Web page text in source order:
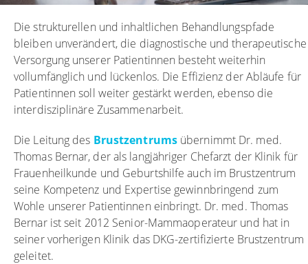
Die strukturellen und inhaltlichen Behandlungspfade
bleiben unverändert, die diagnostische und therapeutische
Versorgung unserer Patientinnen besteht weiterhin
vollumfänglich und lückenlos. Die Effizienz der Abläufe für
Patientinnen soll weiter gestärkt werden, ebenso die
interdisziplinäre Zusammenarbeit.
Die Leitung des Brustzentrumsübernimmt Dr. med.
Thomas Bernar, der als langjähriger Chefarzt der Klinik für
Frauenheilkunde und Geburtshilfe auch im Brustzentrum
seine Kompetenz und Expertise gewinnbringend zum
Wohle unserer Patientinnen einbringt. Dr. med. Thomas
Bernar ist seit 2012 Senior-Mammaoperateur und hat in
seiner vorherigen Klinik das DKG-zertifizierte Brustzentrum
geleitet.